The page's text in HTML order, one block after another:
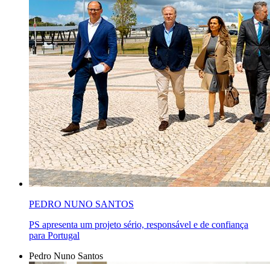
PEDRO NUNO SANTOS
PS apresenta um projeto sério, responsável e de confiança
para Portugal
Pedro Nuno Santos